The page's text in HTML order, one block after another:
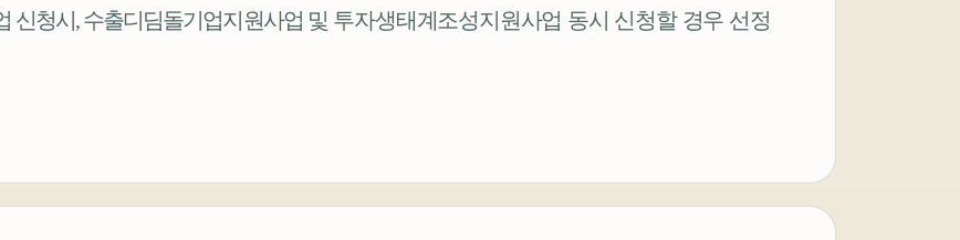
신청시 ,수출디딤돌기업지원사업 및 투자생태계조성지원사업 동시 신청할 경우 선정